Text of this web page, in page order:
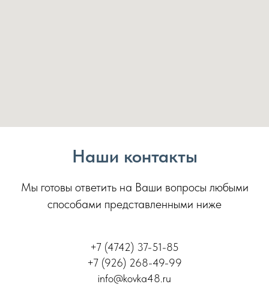
Наши контакты
Мы готовы ответить на Ваши вопросы любыми
способами представленными ниже
+7 (4742) 37-51-85
+7 (926) 268-49-99
info@kovka48.ru